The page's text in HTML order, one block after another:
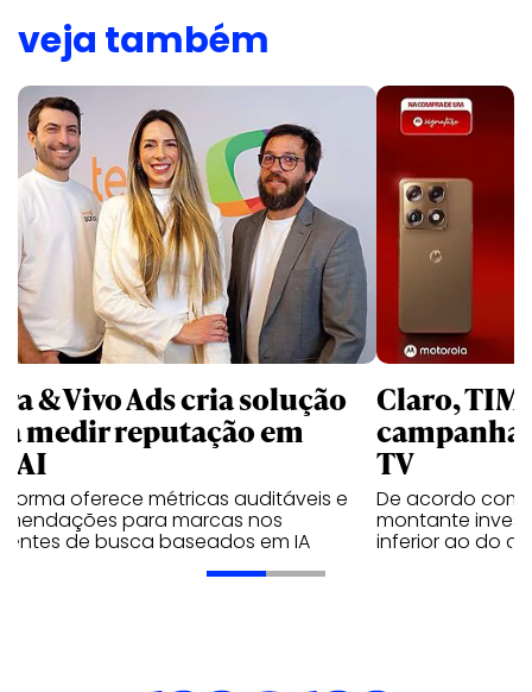
veja também
& Vivo Ads cria solução
medir reputação em
oferece métricas auditáveis e
para marcas nos
de busca baseados em IA
Claro,
TV
De acordo com
montante
inferior ao do